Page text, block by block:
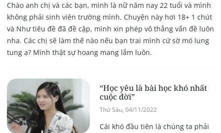
Chào anh chị và các bạn, mình là nữ năm nay 22 tuổi và mình
không phải sinh viên trường mình. Chuyện này hơi 18+ 1 chút
và Như tiêu đề đã đề cập, mình xin phép vô thẳng vấn đề luôn
nha. Các chị sẽ làm thế nào nếu bạn trai mình cứ sờ mó lung
tung ạ? Mình thật sự hoang mang lắm luôn.
“Học yêu là bài học khó nhất
cuộc đời”
Thứ Sáu, 04/11/2022
Cái khó đầu tiên là chúng ta phải